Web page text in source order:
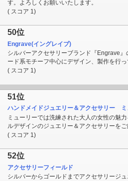
す。よろしくお願いいたします。
( スコア 1)
50位
Engrave(イングレイブ)
シルバーアクセサリーブランド『Engrave
ード系モチーフ中心にデザイン、製作を行っ
( スコア 1)
51位
ハンドメイドジュエリー＆アクセサリー ミ
ミューリーでは洗練された大人の女性の魅
ルデザインのジュエリー＆アクセサリーをご
( スコア 1)
52位
アクセサリーフィールド
シルバーからゴールドまでアクセサリージ